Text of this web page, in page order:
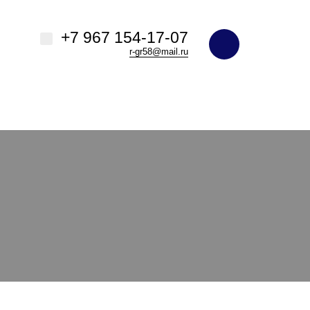
+7 967 154-17-07
r-gr58@mail.ru